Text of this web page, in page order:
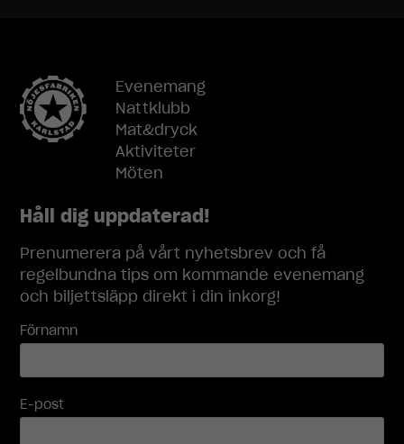
Evenemang
Nattklubb
Mat&dryck
Aktiviteter
Möten
Håll dig uppdaterad!
Prenumerera på vårt nyhetsbrev och få
regelbundna tips om kommande evenemang
och biljettsläpp direkt i din inkorg!
Förnamn
E-post